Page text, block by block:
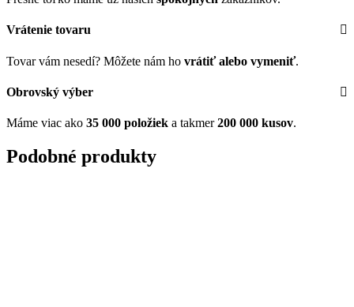
Vrátenie tovaru
Tovar vám nesedí? Môžete nám ho vrátiť alebo vymeniť.
Obrovský výber
Máme viac ako 35 000 položiek a takmer200 000 kusov.
Podobné produkty